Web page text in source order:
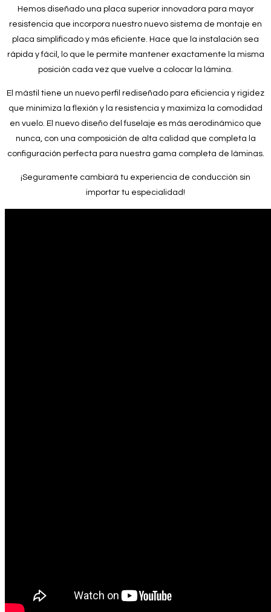
Hemos diseñado una placa superior innovadora para mayor
resistencia que incorpora nuestro nuevo sistema de montaje en
placa simplificado y más eficiente. Hace que la instalación sea
rápida y fácil, lo que le permite mantener exactamente la misma
posición cada vez que vuelve a colocar la lámina.
El mástil tiene un nuevo perfil rediseñado para eficiencia y rigidez
que minimiza la flexión y la resistencia y maximiza la comodidad
en vuelo. El nuevo diseño del fuselaje es más aerodinámico que
nunca, con una composición de alta calidad que completa la
configuración perfecta para nuestra gama completa de láminas.
¡Seguramente cambiará tu experiencia de conducción sin
importar tu especialidad!